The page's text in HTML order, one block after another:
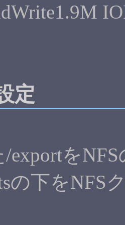
定
を
の下をNFS